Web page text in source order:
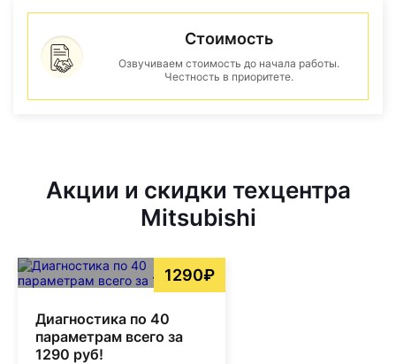
Стоимость
Озвучиваем стоимость до начала работы.
Честность в приоритете.
Акции и скидки техцентра
Mitsubishi
1290₽
Диагностика по 40
параметрам всего за
1290 руб!